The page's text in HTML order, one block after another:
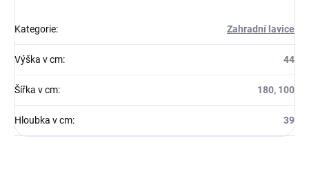
Kategorie: Zahradní lavice
Výška v cm: 44
Šířka v cm: 180, 100
Hloubka v cm: 39